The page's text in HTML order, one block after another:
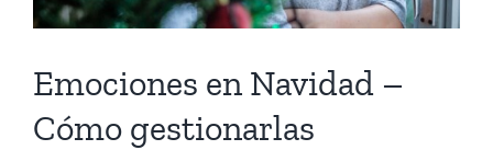
Emociones en Navidad –
Cómo gestionarlas